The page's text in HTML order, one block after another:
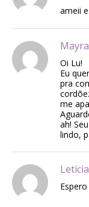
ameii
Oi Lu!
Eu
pra
me
ah!
lindo,
Letícia